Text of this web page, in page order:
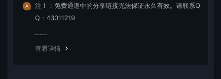
注！：免费通道中的分享链接无法保证永久有效。请联系Q
Q：43011219
查看详情